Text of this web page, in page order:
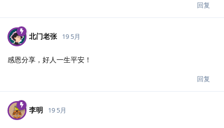
回复
北门老张 19 5月
感恩分享，好人一生平安！
回复
李明 19 5月